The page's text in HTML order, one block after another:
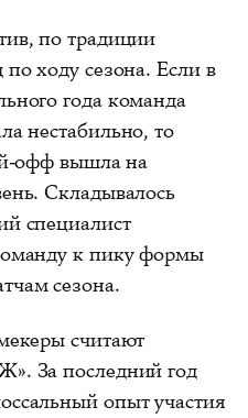
по традиции
ходу сезона. Если в
года команда
нестабильно, то
офф вышла на
Складывалось
специалист
к пику формы
сезона.
считают
За последний год
опыт участия